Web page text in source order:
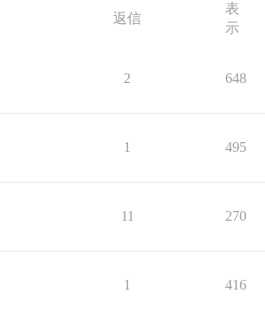
返信
表
示
2 648
1 495
11 270
1 416